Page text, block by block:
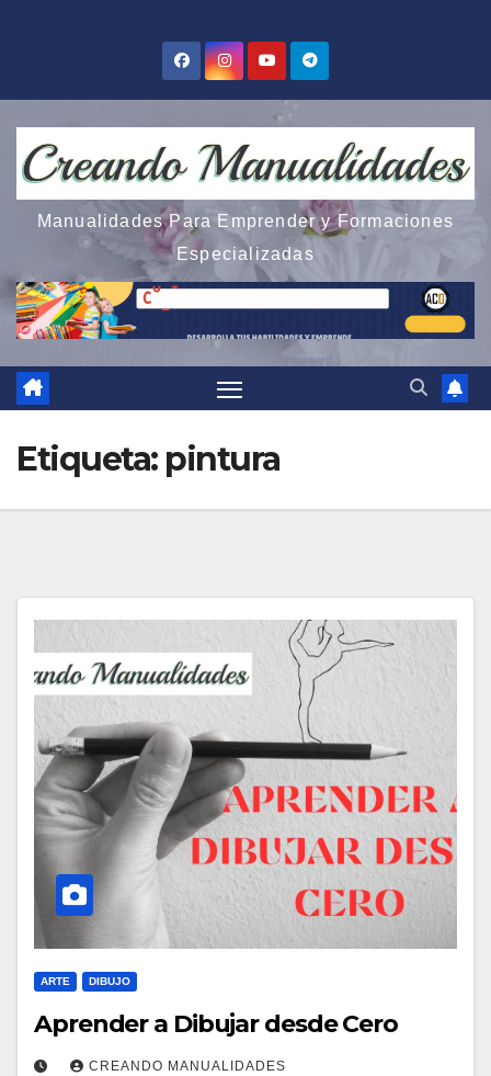
Manualidades Para Emprender y Formaciones
Especializadas
Etiqueta: pintura
ARTE DIBUJO
Aprender a Dibujar desde Cero
CREANDO MANUALIDADES